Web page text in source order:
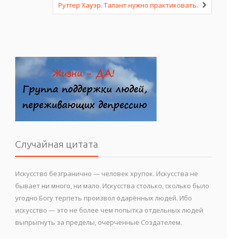
Рутгер Хауэр. Талант нужно практиковать.
Случайная цитата
Искусство безгранично — человек хрупок. Искусства не
бывает ни много, ни мало. Искусства столько, сколько было
угодно Богу терпеть произвол одарённых людей. Ибо
искусство — это не более чем попытка отдельных людей
выпрыгнуть за пределы, очерченные Создателем.